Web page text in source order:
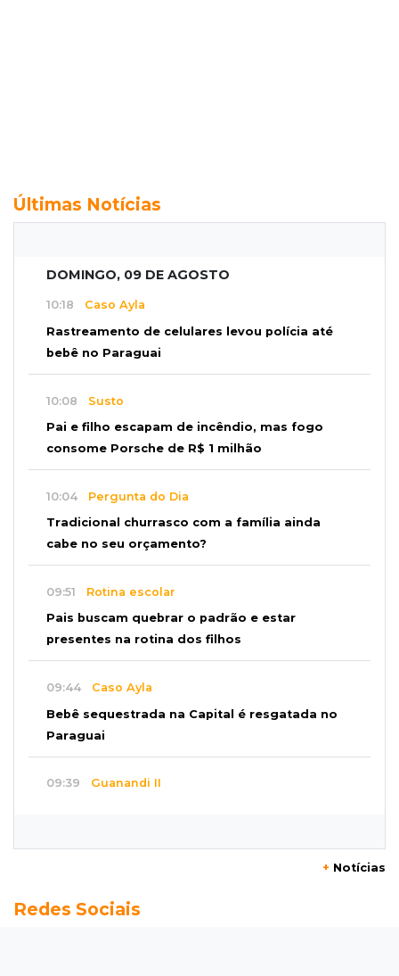
Últimas Notícias
DOMINGO, 09 DE AGOSTO
10:18 Caso Ayla
Rastreamento de celulares levou polícia até
bebê no Paraguai
10:08 Susto
Pai e filho escapam de incêndio, mas fogo
consome Porsche de R$ 1 milhão
10:04 Pergunta do Dia
Tradicional churrasco com a família ainda
cabe no seu orçamento?
09:51 Rotina escolar
Pais buscam quebrar o padrão e estar
presentes na rotina dos filhos
09:44 Caso Ayla
Bebê sequestrada na Capital é resgatada no
Paraguai
09:39 Guanandi II
Carro bate em poste e deixa casas e
+ Notícias
Redes Sociais